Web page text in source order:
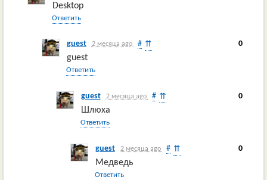
Desktop
Ответить
guest 2 месяца ago # 0
⇈
guest
Ответить
guest 2 месяца ago # 0
⇈
Шлюха
Ответить
guest 2 месяца ago # 0
⇈
Медведь
Ответить